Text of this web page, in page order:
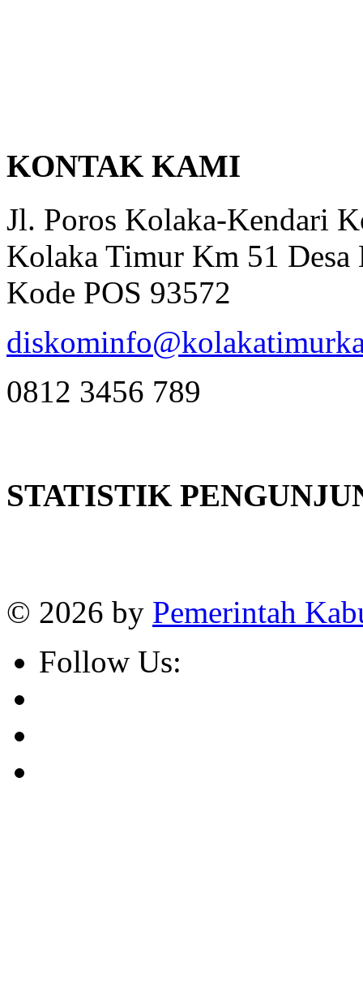
KONTAK KAMI
Jl. Poros Kolaka-Kendari
Kolaka Timur Km 51 Desa
Kode POS 93572
0812 3456 789
STATISTIK
© 2026 by Pemerintah
Follow Us: